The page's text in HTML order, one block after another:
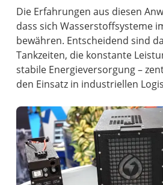
Die Erfahrungen aus diesen
dass sich Wasserstoffsysteme
bewähren. Entscheidend sind
Tankzeiten, die konstante
stabile Energieversorgung –
den Einsatz in industriellen